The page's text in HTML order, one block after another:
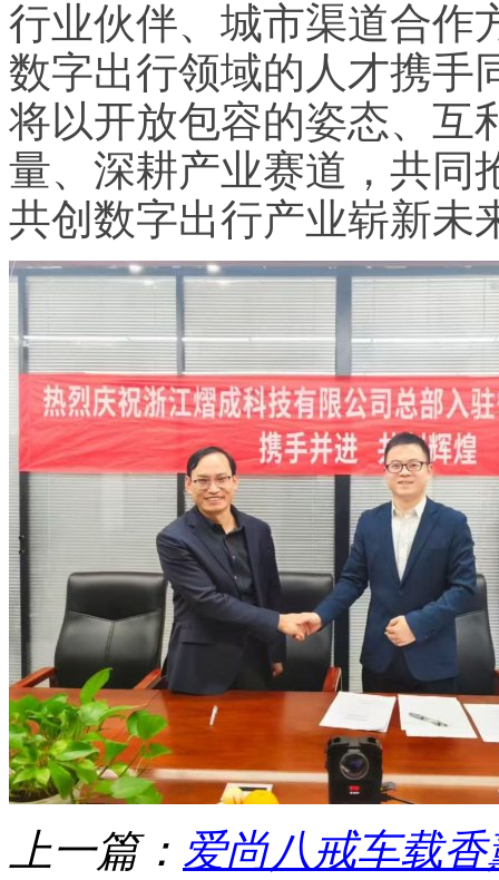
行业伙伴、城市渠道合作
数字出行领域的人才携手
将以开放包容的姿态、互
量、深耕产业赛道，共同
共创数字出行产业崭新未
上一篇： 爱尚八戒车载